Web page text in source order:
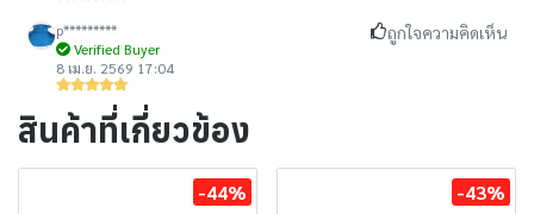
p*********
Verified Buyer
8 เม.ย. 2569 17:04
ถูกใจความคิดเห็น
สินค้าที่เกี่ยวข้อง
-44% -43%